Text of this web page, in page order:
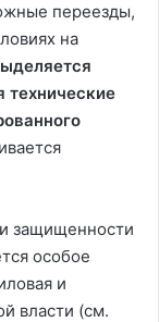
переезды,
на
технические
защищенности
особое
и
власти (см.